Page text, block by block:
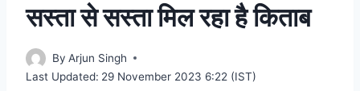
सस्ता से सस्ता मिल रहा है किताब
By Arjun Singh
Last Updated: 29 November 2023 6:22 (IST)